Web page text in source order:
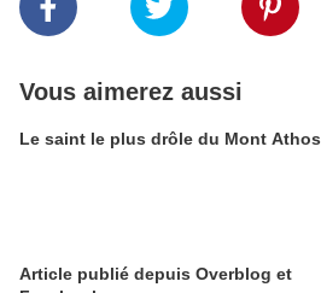
Vous aimerez aussi
Le saint le plus drôle du Mont Athos
Article publié depuis Overblog et